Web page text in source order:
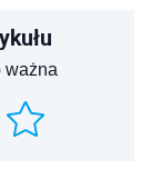
ważna